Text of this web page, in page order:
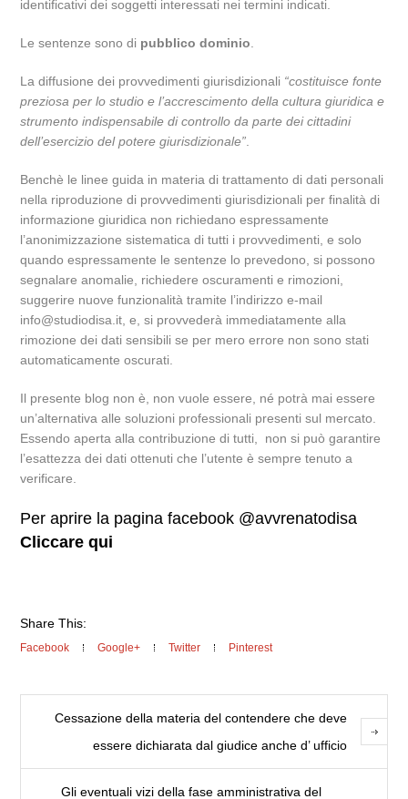
identificativi dei soggetti interessati nei termini indicati.
Le sentenze sono di pubblico dominio
La diffusione dei provvedimenti giurisdizionali “costituisce fonte
preziosa per lo studio e l’accrescimento della cultura giuridica e
strumento indispensabile di controllo da parte dei cittadini
dell’esercizio del potere giurisdizionale”
Benchè le linee guida in materia di trattamento di dati personali
nella riproduzione di provvedimenti giurisdizionali per finalità di
informazione giuridica non richiedano espressamente
l’anonimizzazione sistematica di tutti i provvedimenti, e solo
quando espressamente le sentenze lo prevedono, si possono
segnalare anomalie, richiedere oscuramenti e rimozioni,
suggerire nuove funzionalità tramite l’indirizzo e-mail
info@studiodisa.it, e, si provvederà immediatamente alla
rimozione dei dati sensibili se per mero errore non sono stati
automaticamente oscurati.
Il presente blog non è, non vuole essere, né potrà mai essere
un’alternativa alle soluzioni professionali presenti sul mercato.
Essendo aperta alla contribuzione di tutti, non si può garantire
l’esattezza dei dati ottenuti che l’utente è sempre tenuto a
verificare.
Per aprire la pagina facebook @avvrenatodisa
Cliccare qui
Share This:
Facebook Google+ Twitter Pinterest
Cessazione della materia del contendere che deve
essere dichiarata dal giudice anche d’ ufficio
Gli eventuali vizi della fase amministrativa del